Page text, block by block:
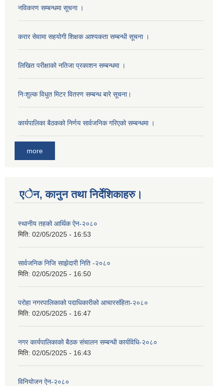
नविकरण सम्बन्धमा सूचना ।
करार सेवामा सहयोगी शिक्षक आश्यकता सम्बन्धी सूचना ।
लिखित परीक्षाको नतिजा प्रकाशन सम्बन्धमा ।
निःशुल्क विधुत मिटर वितरण सम्बन्ध बारे सूचना।
कार्यपालिका बैठकको निर्णय सार्वजनिक गरिएको सम्बन्धमा ।
more
एेन, कानुन तथा निर्देशिकाहरु।
स्थानीय तहको आर्थिक ऐन-२०८०
मिति: 02/05/2025 - 16:53
सार्वजनिक निजि साझेदारी निति -२०८०
मिति: 02/05/2025 - 16:50
परोहा नगरपालिकाको पदाधिकारीको आचारसंहिता-२०८०
मिति: 02/05/2025 - 16:47
नगर कार्यपालिकाको बैठक संचालन सम्बन्धी कार्यविधि-२०८०
मिति: 02/05/2025 - 16:43
विनियोजन ऐन-२०८०